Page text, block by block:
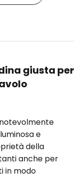
giusta per
e
della
anche per
in modo